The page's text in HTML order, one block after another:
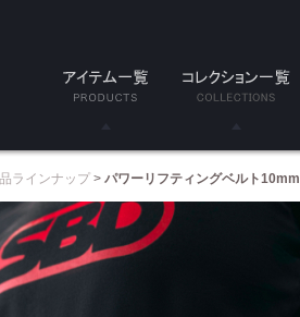
試着品
ラインナップ > パワーリフティングベルト10mm